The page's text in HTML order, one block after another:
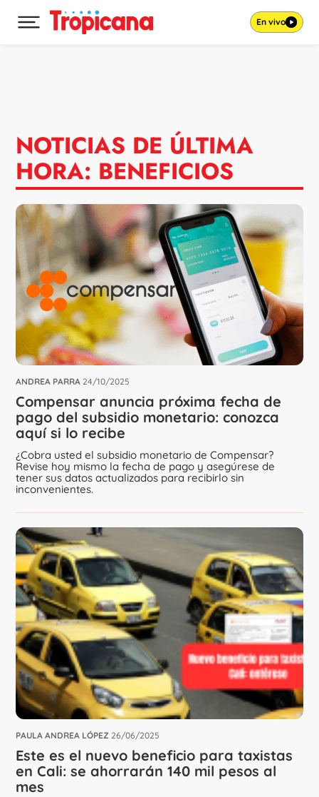
Desplegar menú principal En vivo
NOTICIAS DE ÚLTIMA
HORA: BENEFICIOS
ANDREA PARRA 24/10/2025
Compensar anuncia próxima fecha de
pago del subsidio monetario: conozca
aquí si lo recibe
¿Cobra usted el subsidio monetario de Compensar?
Revise hoy mismo la fecha de pago y asegúrese de
tener sus datos actualizados para recibirlo sin
inconvenientes.
PAULA ANDREA LÓPEZ 26/06/2025
Este es el nuevo beneficio para taxistas
en Cali: se ahorrarán 140 mil pesos al
mes